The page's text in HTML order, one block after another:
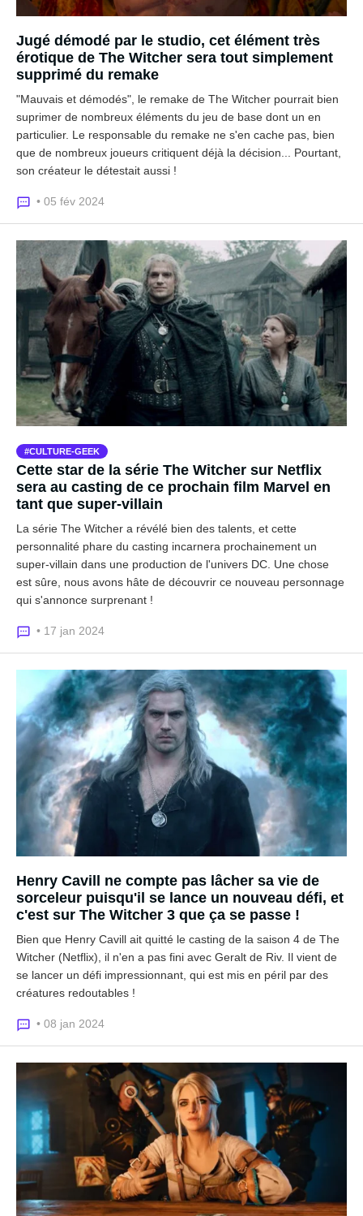
Jugé démodé par le studio, cet élément très
érotique de The Witcher sera tout simplement
supprimé du remake
"Mauvais et démodés", le remake de The Witcher pourrait bien
suprimer de nombreux éléments du jeu de base dont un en
particulier. Le responsable du remake ne s'en cache pas, bien
que de nombreux joueurs critiquent déjà la décision... Pourtant,
son créateur le détestait aussi !
• 05 fév 2024
CULTURE-GEEK
Cette star de la série The Witcher sur Netflix
sera au casting de ce prochain film Marvel en
tant que super-villain
La série The Witcher a révélé bien des talents, et cette
personnalité phare du casting incarnera prochainement un
super-villain dans une production de l'univers DC. Une chose
est sûre, nous avons hâte de découvrir ce nouveau personnage
qui s'annonce surprenant !
• 17 jan 2024
Henry Cavill ne compte pas lâcher sa vie de
sorceleur puisqu'il se lance un nouveau défi, et
c'est sur The Witcher 3 que ça se passe !
Bien que Henry Cavill ait quitté le casting de la saison 4 de The
Witcher (Netflix), il n'en a pas fini avec Geralt de Riv. Il vient de
se lancer un défi impressionnant, qui est mis en péril par des
créatures redoutables !
• 08 jan 2024